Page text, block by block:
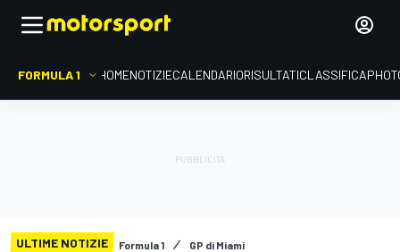
FORMULA 1 HOMENOTIZIECALENDARIORISULTATICLASSIFICA
ULTIME NOTIZIE Formula 1 GP di Miami